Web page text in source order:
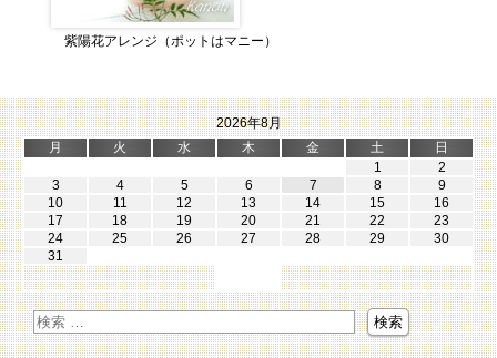
紫陽花アレンジ（ポットはマニー）
2026年8月
月
火 水 木 金 土
日
1
2
3
4 5 6 7 8
9
10
11 12 13 14 15
16
17
18 19 20 21 22
23
24
25 26 27 28 29
30
31